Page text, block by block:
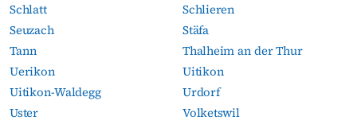
Schlatt
Schlieren
Seuzach
Stäfa
Tann
Thalheim an der Thur
Uerikon
Uitikon
Uitikon-Waldegg
Urdorf
Uster
Volketswil